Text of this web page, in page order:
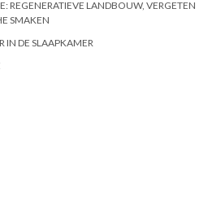
REGENERATIEVE LANDBOUW, VERGETEN
SMAKEN
IN DE SLAAPKAMER